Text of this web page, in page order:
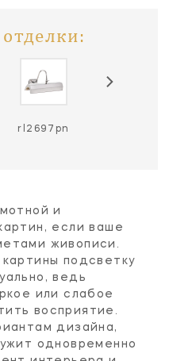
rl2697pn
и
если ваше
живописи.
подсветку
ведь
или слабое
восприятие.
дизайна,
одновременно